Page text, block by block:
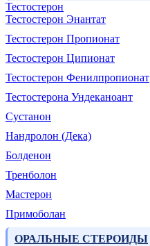
Тестостерон
Тестостерон Энантат
Тестостерон Пропионат
Тестостерон Ципионат
Тестостерон Фенилпропионат
Тестостерона Ундеканоант
Сустанон
Нандролон (Дека)
Болденон
Тренболон
Мастерон
Примоболан
ОРАЛЬНЫЕ СТЕРОИДЫ